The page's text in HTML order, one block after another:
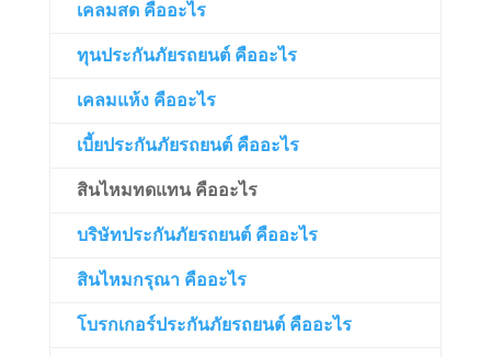
เคลมสด คืออะไร
ทุนประกันภัยรถยนต์ คืออะไร
เคลมแห้ง คืออะไร
เบี้ยประกันภัยรถยนต์ คืออะไร
สินไหมทดแทน คืออะไร
บริษัทประกันภัยรถยนต์ คืออะไร
สินไหมกรุณา คืออะไร
โบรกเกอร์ประกันภัยรถยนต์ คืออะไร